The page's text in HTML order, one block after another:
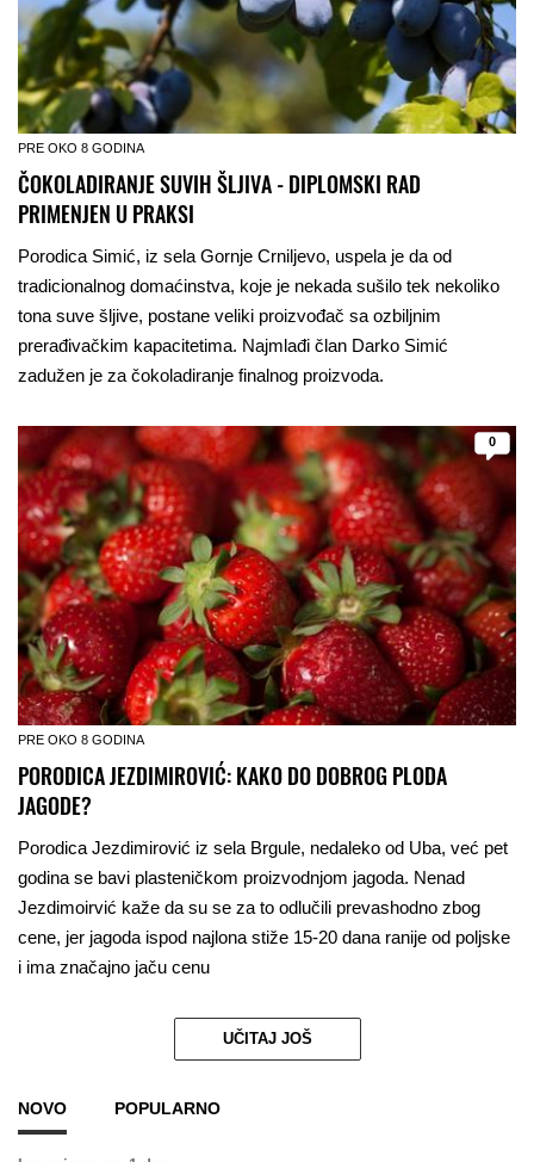
PRE OKO 8 GODINA
ČOKOLADIRANJE SUVIH ŠLJIVA - DIPLOMSKI RAD
PRIMENJEN U PRAKSI
Porodica Simić, iz sela Gornje Crniljevo, uspela je da od
tradicionalnog domaćinstva, koje je nekada sušilo tek nekoliko
tona suve šljive, postane veliki proizvođač sa ozbiljnim
prerađivačkim kapacitetima. Najmlađi član Darko Simić
zadužen je za čokoladiranje finalnog proizvoda.
0
PRE OKO 8 GODINA
PORODICA JEZDIMIROVIĆ: KAKO DO DOBROG PLODA
JAGODE?
Porodica Jezdimirović iz sela Brgule, nedaleko od Uba, već pet
godina se bavi plasteničkom proizvodnjom jagoda. Nenad
Jezdimoirvić kaže da su se za to odlučili prevashodno zbog
cene, jer jagoda ispod najlona stiže 15-20 dana ranije od poljske
i ima značajno jaču cenu
UČITAJ JOŠ
NOVO POPULARNO